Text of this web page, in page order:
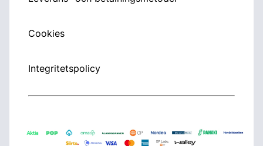
Cookies
Integritetspolicy